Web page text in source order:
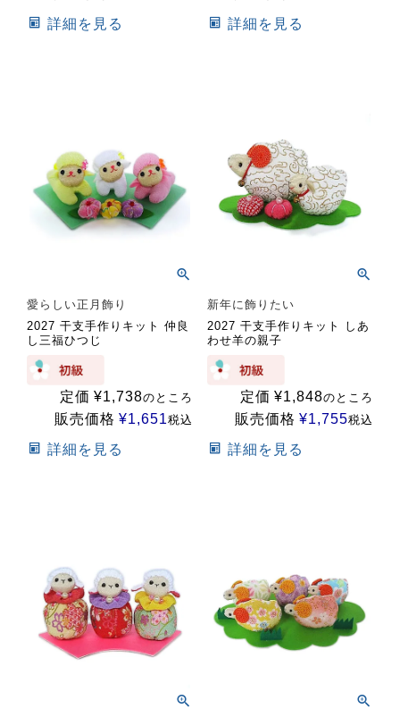
詳細を見る 詳細を見る
愛らしい正月飾り
2027 干支手作りキット 仲良
し三福ひつじ
定価 ¥1,738のところ
販売価格 ¥1,651税込
詳細を見る
新年に飾りたい
2027 干支手作りキット しあ
わせ羊の親子
定価 ¥1,848のところ
販売価格 ¥1,755税込
詳細を見る